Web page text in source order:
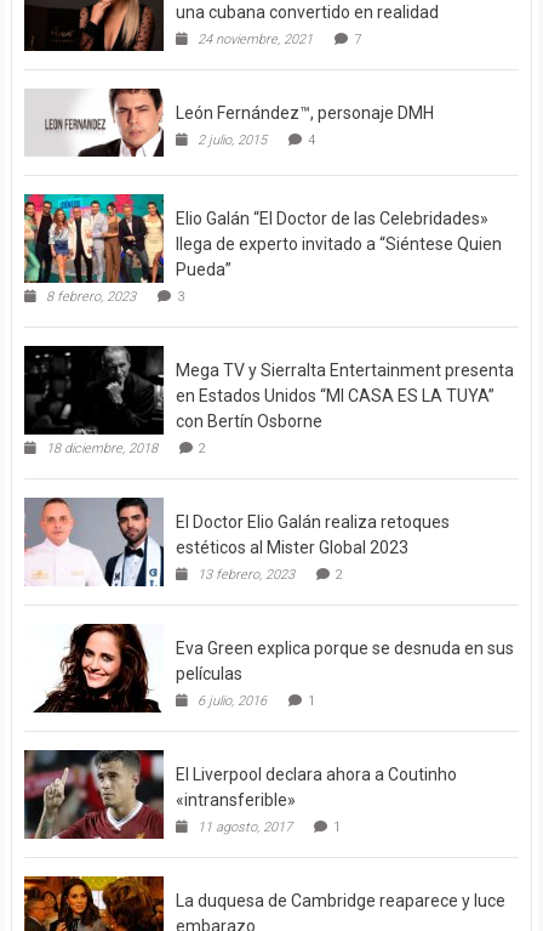
una cubana convertido en realidad
24 noviembre, 2021 7
León Fernández™, personaje DMH
2 julio, 2015 4
Elio Galán “El Doctor de las Celebridades»
llega de experto invitado a “Siéntese Quien
Pueda”
8 febrero, 2023 3
Mega TV y Sierralta Entertainment presenta
en Estados Unidos “MI CASA ES LA TUYA”
con Bertín Osborne
18 diciembre, 2018 2
El Doctor Elio Galán realiza retoques
estéticos al Mister Global 2023
13 febrero, 2023 2
Eva Green explica porque se desnuda en sus
películas
6 julio, 2016 1
El Liverpool declara ahora a Coutinho
«intransferible»
11 agosto, 2017 1
La duquesa de Cambridge reaparece y luce
embarazo